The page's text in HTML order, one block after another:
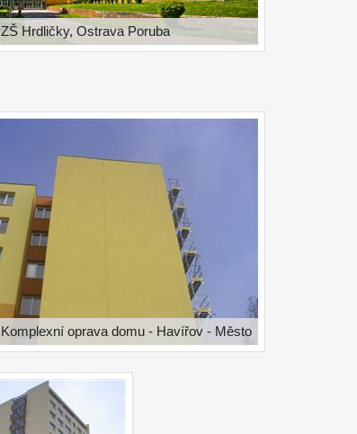
ZŠ Hrdličky, Ostrava Poruba
Komplexní oprava domu - Havířov - Město